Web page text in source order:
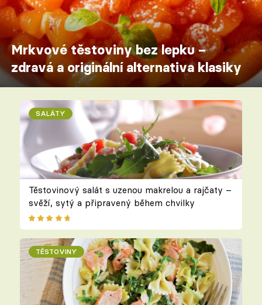
Mrkvové těstoviny bez lepku –
zdravá a originální alternativa klasiky
SALÁTY
Těstovinový salát s uzenou makrelou a rajčaty –
svěží, sytý a připravený během chvilky
TĚSTOVINY